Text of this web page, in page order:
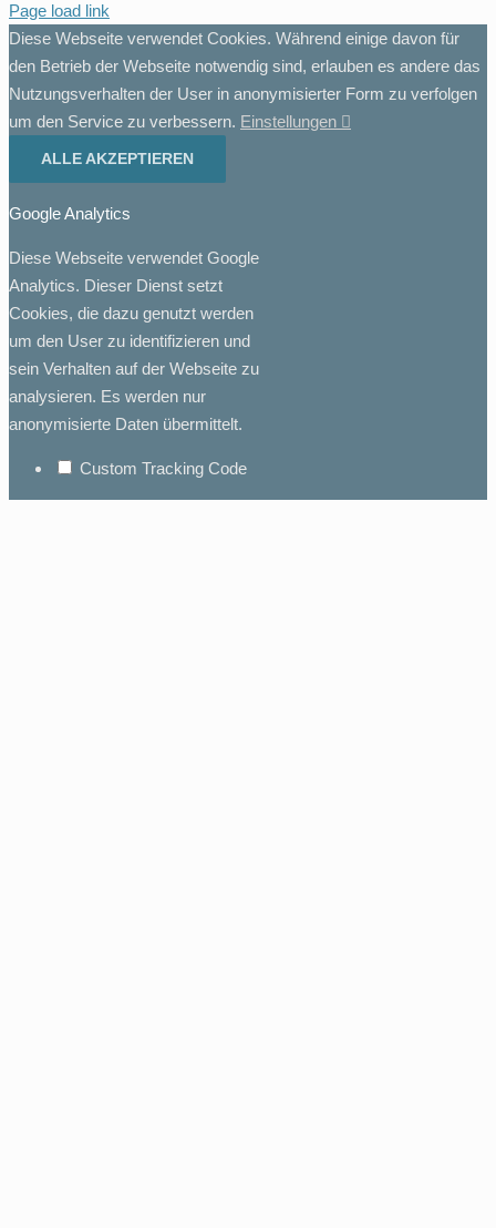
Page load link
Diese Webseite verwendet Cookies. Während einige davon für
den Betrieb der Webseite notwendig sind, erlauben es andere das
Nutzungsverhalten der User in anonymisierter Form zu verfolgen
um den Service zu verbessern. Einstellungen
ALLE AKZEPTIEREN
Google Analytics
Diese Webseite verwendet Google
Analytics. Dieser Dienst setzt
Cookies, die dazu genutzt werden
um den User zu identifizieren und
sein Verhalten auf der Webseite zu
analysieren. Es werden nur
anonymisierte Daten übermittelt.
Custom Tracking Code